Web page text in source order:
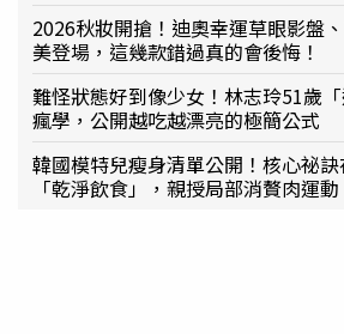
2026秋妝開搶！迪奧幸運草眼影盤
美登場，這幾款錯過真的會後悔！
難怪狀態好到像少女！林志玲51歲
瘋學，公開越吃越漂亮的極簡公式
韓國模特兒瘦身清單公開！核心祕
「乾淨飲食」，親授局部消贅肉運動